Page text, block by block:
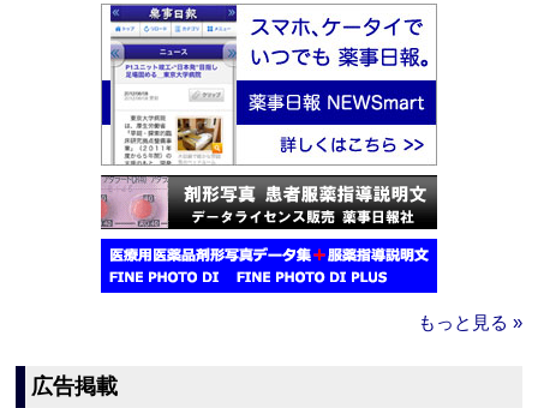
もっと見る »
広告掲載